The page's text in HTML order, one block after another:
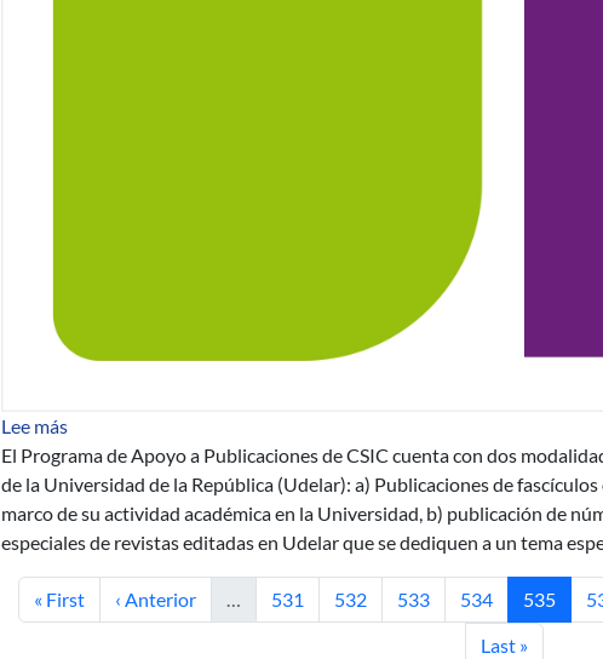
Lee mássobre CSIC: Programa de Apoyo a Publicaciones
El Programa de Apoyo a Publicaciones de CSIC cuenta con dos
de la Universidad de la República (Udelar): a) Publicaciones de
marco de su actividad académica en la Universidad, b) publicación de
especiales de revistas editadas en Udelar que se dediquen a un tema
Primera página
« First Página anterior
‹ Anterior … Página
531 Página
532 Página
533 Página
534 Página
535
Última página
Last »